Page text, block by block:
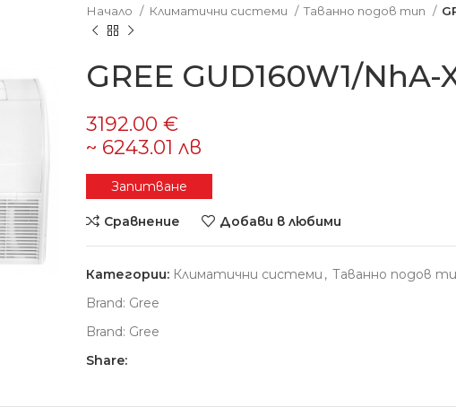
Начало Климатични системи Таванно подов тип
GREE GUD160W1/NhA-
Запитване
Сравнение Добави в любими
Категории: Климатични системи , Таванно подов
Brand: Gree
Brand: Gree
Share: